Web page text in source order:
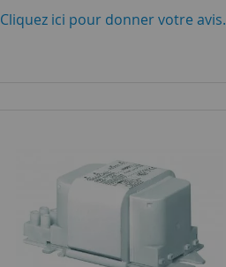
Cliquez ici pour donner votre avis.